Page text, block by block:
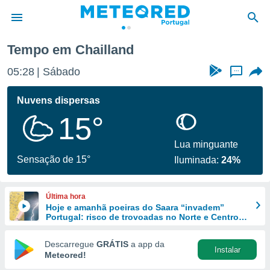
da
foi
fornecidas
a este
das
e
forma
digital
Tempo em Chailland
05:28 Sábado ...
Nuvens dispersas
15°
Sensação de 15°
Lua minguante
Iluminada:24%
Última hora
Hoje e amanhã poeiras do Saara “invadem”
Portugal: risco de trovoadas no Norte e Centro
Descarregue GRÁTIS a app da
Meteored!
Instalar